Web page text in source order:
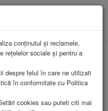
Toggle
conținutul și reclamele,
rețelelor sociale și pentru a
despre felul în care ne utilizati
în conformitate cu Politica
cookies sau puteti citi mai